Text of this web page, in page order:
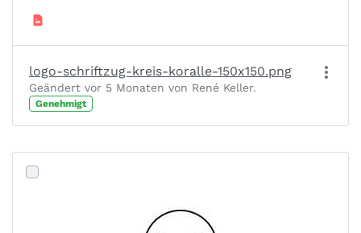
logo-schriftzug-kreis-koralle-150x150.png
Geändert vor 5 Monaten von René Keller.
Genehmigt